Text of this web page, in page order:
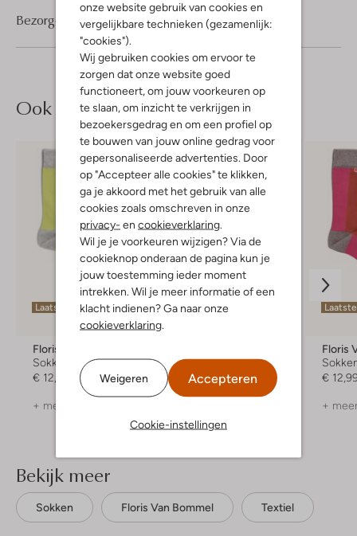
onze website gebruik van cookies en
vergelijkbare technieken (gezamenlijk:
"cookies").
Wij gebruiken cookies om ervoor te
zorgen dat onze website goed
functioneert, om jouw voorkeuren op
te slaan, om inzicht te verkrijgen in
bezoekersgedrag en om een profiel op
te bouwen van jouw online gedrag voor
gepersonaliseerde advertenties. Door
op "Accepteer alle cookies" te klikken,
ga je akkoord met het gebruik van alle
cookies zoals omschreven in onze
privacy- en cookieverklaring.
Wil je je voorkeuren wijzigen? Via de
cookieknop onderaan de pagina kun je
jouw toestemming ieder moment
intrekken. Wil je meer informatie of een
klacht indienen? Ga naar onze
cookieverklaring.
Weigeren Accepteren
Cookie-instellingen
Bezorgen & retourneren
Ook iets voor jou?
Laatste maten
Floris Van Bommel
Sokken
€ 12,99
+ meer kleuren
Laatste maten
Sokken
€ 12,99
Floris
€
+
Bekijk meer
Sokken Floris Van Bommel Textiel